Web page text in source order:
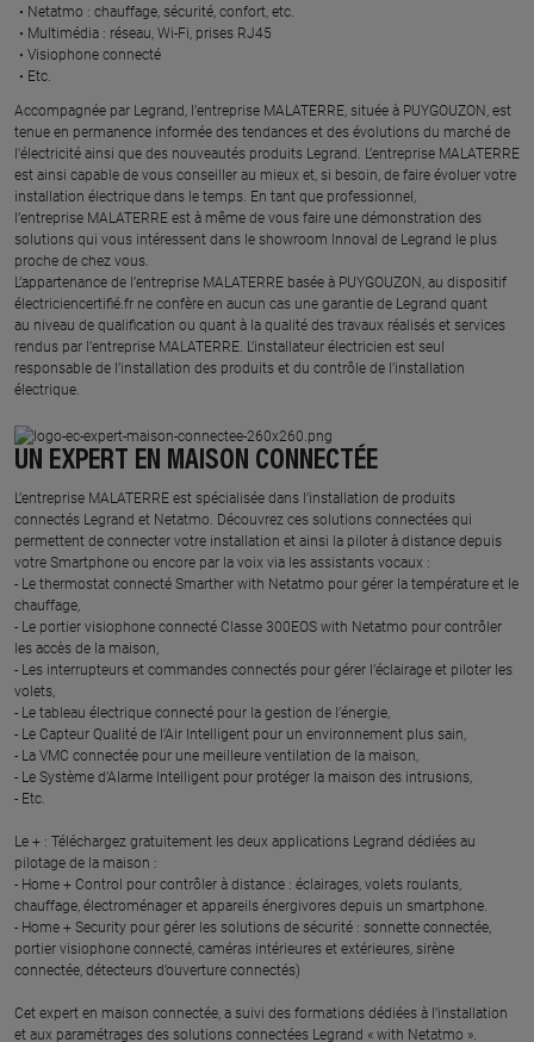
Netatmo : chauffage, sécurité, confort, etc.​
Multimédia : réseau, Wi-Fi, prises RJ45​
Visiophone connecté​
Etc.​
​Accompagnée par Legrand, l’entreprise MALATERRE, située à PUYGOUZON, est
tenue en permanence informée des tendances et des évolutions du marché de
l'électricité ainsi que des nouveautés produits Legrand. L’entreprise MALATERRE
est ainsi capable de vous conseiller au mieux et, si besoin, de faire évoluer votre
installation électrique dans le temps. En tant que professionnel,
l’entreprise MALATERRE est à même de vous faire une démonstration des
solutions qui vous intéressent dans le showroom Innoval de Legrand le plus
proche de chez vous.​
L’appartenance de l’entreprise MALATERRE basée à PUYGOUZON, au dispositif
électriciencertifié.fr ne confère en aucun cas une garantie de Legrand quant
au niveau de qualification ou quant à la qualité des travaux réalisés et services
rendus par l’entreprise MALATERRE. L’installateur électricien est seul
responsable de l’installation des produits et du contrôle de l’installation
électrique.
UN EXPERT EN MAISON CONNECTÉE
L’entreprise MALATERRE est spécialisée dans l’installation de produits
connectés Legrand et Netatmo. Découvrez ces solutions connectées qui
permettent de connecter votre installation et ainsi la piloter à distance depuis
votre Smartphone ou encore par la voix via les assistants vocaux :
- Le thermostat connecté Smarther with Netatmo pour gérer la température et le
chauffage,
- Le portier visiophone connecté Classe 300EOS with Netatmo pour contrôler
les accès de la maison,
- Les interrupteurs et commandes connectés pour gérer l’éclairage et piloter les
volets,
- Le tableau électrique connecté pour la gestion de l’énergie,
- Le Capteur Qualité de l’Air Intelligent pour un environnement plus sain,
- La VMC connectée pour une meilleure ventilation de la maison,
- Le Système d’Alarme Intelligent pour protéger la maison des intrusions,
- Etc.
Le + : Téléchargez gratuitement les deux applications Legrand dédiées au
pilotage de la maison :
- Home + Control pour contrôler à distance : éclairages, volets roulants,
chauffage, électroménager et appareils énergivores depuis un smartphone.
- Home + Security pour gérer les solutions de sécurité : sonnette connectée,
portier visiophone connecté, caméras intérieures et extérieures, sirène
connectée, détecteurs d’ouverture connectés)
Cet expert en maison connectée, a suivi des formations dédiées à l’installation
et aux paramétrages des solutions connectées Legrand « with Netatmo ».